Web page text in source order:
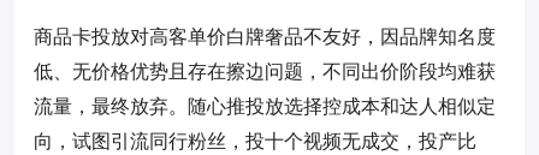
商品卡投放对高客单价白牌奢品不友好，因品牌知名度
低、无价格优势且存在擦边问题，不同出价阶段均难获
流量，最终放弃。随心推投放选择控成本和达人相似定
向，试图引流同行粉丝，投十个视频无成交，投产比